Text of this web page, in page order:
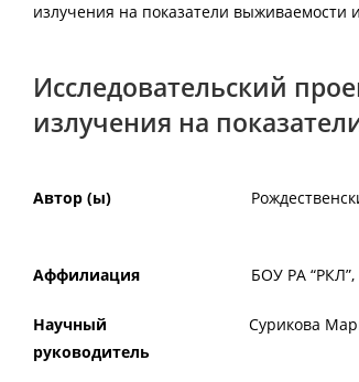
излучения на показатели выживаемости
Исследовательский
излучения на
Автор (ы)
Аффилиация БОУ РА “РКЛ”,
Научный
руководитель
Сурикова